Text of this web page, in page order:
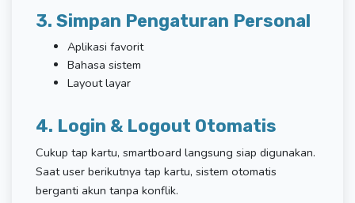
3. Simpan Pengaturan Personal
Aplikasi favorit
Bahasa sistem
Layout layar
4. Login & Logout Otomatis
Cukup tap kartu, smartboard langsung siap digunakan.
Saat user berikutnya tap kartu, sistem otomatis
berganti akun tanpa konflik.